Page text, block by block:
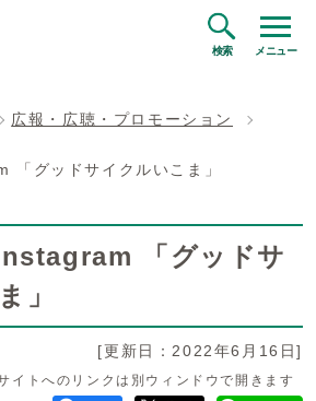
検索 メニュー
広報・広聴・プロモーション
「グッドサイクルいこま」
「グッドサ
」
[更新日：2022年6月16日]
イトへのリンクは別ウィンドウで開きます